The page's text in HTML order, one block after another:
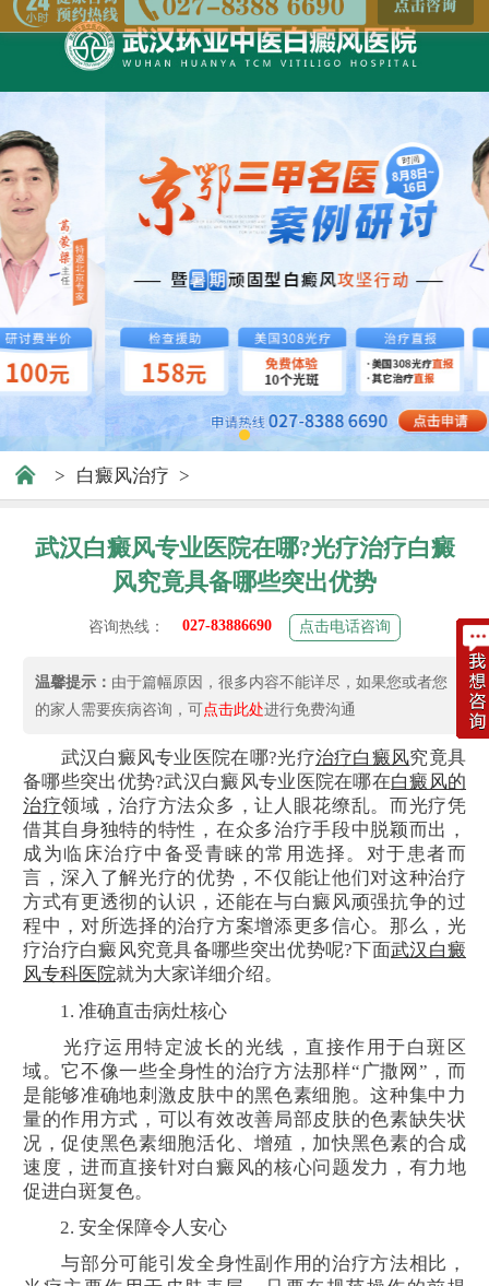
> 白癜风治疗 >
武汉白癜风专业医院在哪?光疗治疗白癜
风究竟具备哪些突出优势
咨询热线： 027-83886690 点击电话咨询
温馨提示： 由于篇幅原因，很多内容不能详尽，如果您或者您
的家人需要疾病咨询，可点击此处进行免费沟通
武汉白癜风专业医院在哪?光疗治疗白癜风究竟具
备哪些突出优势?武汉白癜风专业医院在哪在白癜风的
治疗领域，治疗方法众多，让人眼花缭乱。而光疗凭
借其自身独特的特性，在众多治疗手段中脱颖而出，
成为临床治疗中备受青睐的常用选择。对于患者而
言，深入了解光疗的优势，不仅能让他们对这种治疗
方式有更透彻的认识，还能在与白癜风顽强抗争的过
程中，对所选择的治疗方案增添更多信心。那么，光
疗治疗白癜风究竟具备哪些突出优势呢?下面武汉白癜
风专科医院就为大家详细介绍。
1. 准确直击病灶核心
光疗运用特定波长的光线，直接作用于白斑区
域。它不像一些全身性的治疗方法那样“广撒网”，而
是能够准确地刺激皮肤中的黑色素细胞。这种集中力
量的作用方式，可以有效改善局部皮肤的色素缺失状
况，促使黑色素细胞活化、增殖，加快黑色素的合成
速度，进而直接针对白癜风的核心问题发力，有力地
促进白斑复色。
2. 安全保障令人安心
与部分可能引发全身性副作用的治疗方法相比，